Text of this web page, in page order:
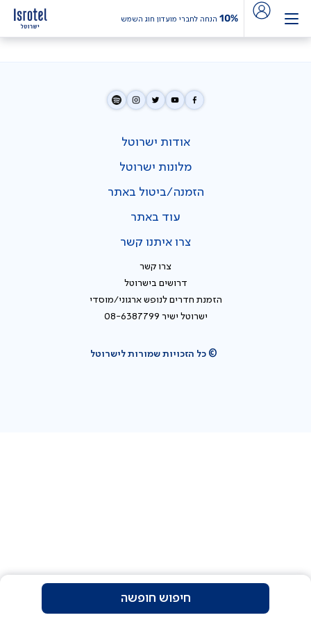
10% הנחה לחברי מועדון חוג השמש
אודות ישרוטל
מלונות ישרוטל
הזמנה/ביטול באתר
עוד באתר
צרו איתנו קשר
צרו קשר
דרושים בישרוטל
הזמנת חדרים לנופש ארגוני/מוסדי
ישרוטל ישיר 08-6387799
© כל הזכויות שמורות לישרוטל
חיפוש חופשה